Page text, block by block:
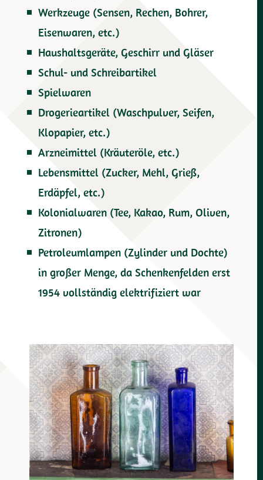
Werkzeuge (Sensen, Rechen, Bohrer,
Eisenwaren, etc.)
Haushaltsgeräte, Geschirr und Gläser
Schul- und Schreibartikel
Spielwaren
Drogerieartikel (Waschpulver, Seifen,
Klopapier, etc.)
Arzneimittel (Kräuteröle, etc.)
Lebensmittel (Zucker, Mehl, Grieß,
Erdäpfel, etc.)
Kolonialwaren (Tee, Kakao, Rum, Oliven,
Zitronen)
Petroleumlampen (Zylinder und Dochte)
in großer Menge, da Schenkenfelden erst
1954 vollständig elektrifiziert war